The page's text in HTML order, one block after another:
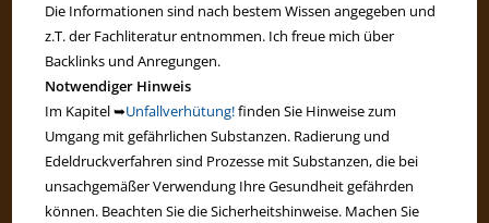
Die Informationen sind nach bestem Wissen angegeben und
z.T. der Fachliteratur entnommen. Ich freue mich über
Backlinks und Anregungen.
Notwendiger Hinweis
Im Kapitel ➥Unfallverhütung!finden Sie Hinweise zum
Umgang mit gefährlichen Substanzen. Radierung und
Edeldruckverfahren sind Prozesse mit Substanzen, die bei
unsachgemäßer Verwendung Ihre Gesundheit gefährden
können. Beachten Sie die Sicherheitshinweise. Machen Sie